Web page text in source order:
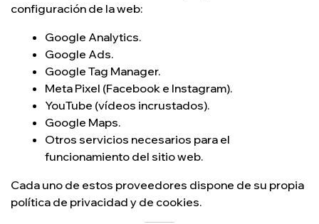
configuración de la web:
Google Analytics.
Google Ads.
Google Tag Manager.
Meta Pixel (Facebook e Instagram).
YouTube (vídeos incrustados).
Google Maps.
Otros servicios necesarios para el
funcionamiento del sitio web.
Cada uno de estos proveedores dispone de su propia
política de privacidad y de cookies.